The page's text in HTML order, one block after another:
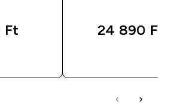
Ft‎ 24 890 Ft‎